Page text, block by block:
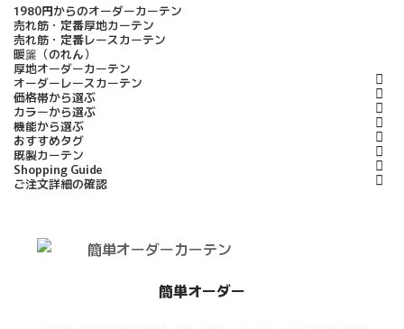
1980円からのオーダーカーテン
売れ筋・定番厚地カーテン
売れ筋・定番レースカーテン
暖簾（のれん）
厚地オーダーカーテン
オーダーレースカーテン
価格帯から選ぶ
カラーから選ぶ
機能から選ぶ
おすすめタグ
既製カーテン
Shopping Guide
ご注文詳細の確認
簡単オーダー